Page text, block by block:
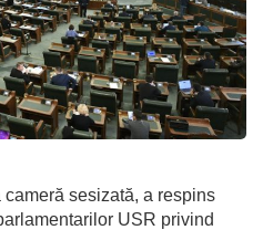
sesizată, a respins
USR privind